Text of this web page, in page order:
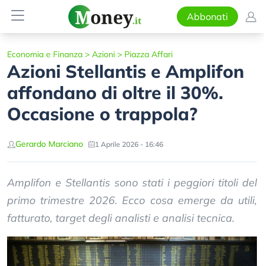
Abbonati
Economia e Finanza > Azioni > Piazza Affari
Azioni Stellantis e Amplifon
affondano di oltre il 30%.
Occasione o trappola?
Gerardo Marciano 1 Aprile 2026 - 16:46
Amplifon e Stellantis sono stati i peggiori titoli del
primo trimestre 2026. Ecco cosa emerge da utili,
fatturato, target degli analisti e analisi tecnica.